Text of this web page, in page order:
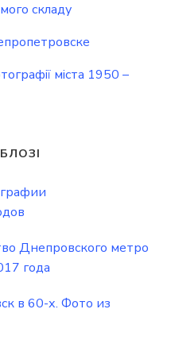
складу
міста 1950 –
Днепровского метро
года
в 60-х. Фото из